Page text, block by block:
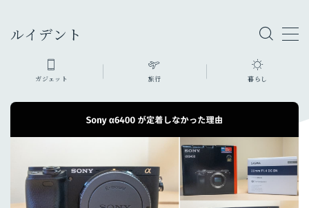
ルイデント
充電器・モバイルバッテリー
暮らしのモノ
ガジェット 旅行 暮らし